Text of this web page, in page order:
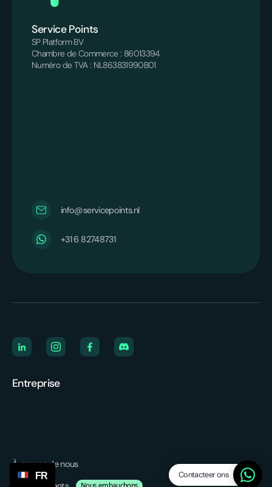
Contacteer ons
Service Points
SP Platform BV
Chambre de Commerce : 86013394
Numéro de TVA : NL863831990B01
info@servicepoints.nl
‪+31 6 82748731‬
Entreprise
À propos de nous
FR